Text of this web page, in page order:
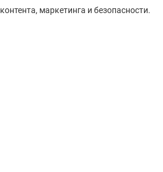
маркетинга и безопасности.